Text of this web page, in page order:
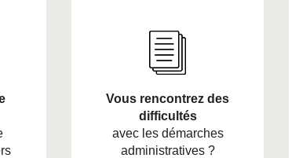
Vous rencontrez des
difficultés
avec les démarches
administratives ?